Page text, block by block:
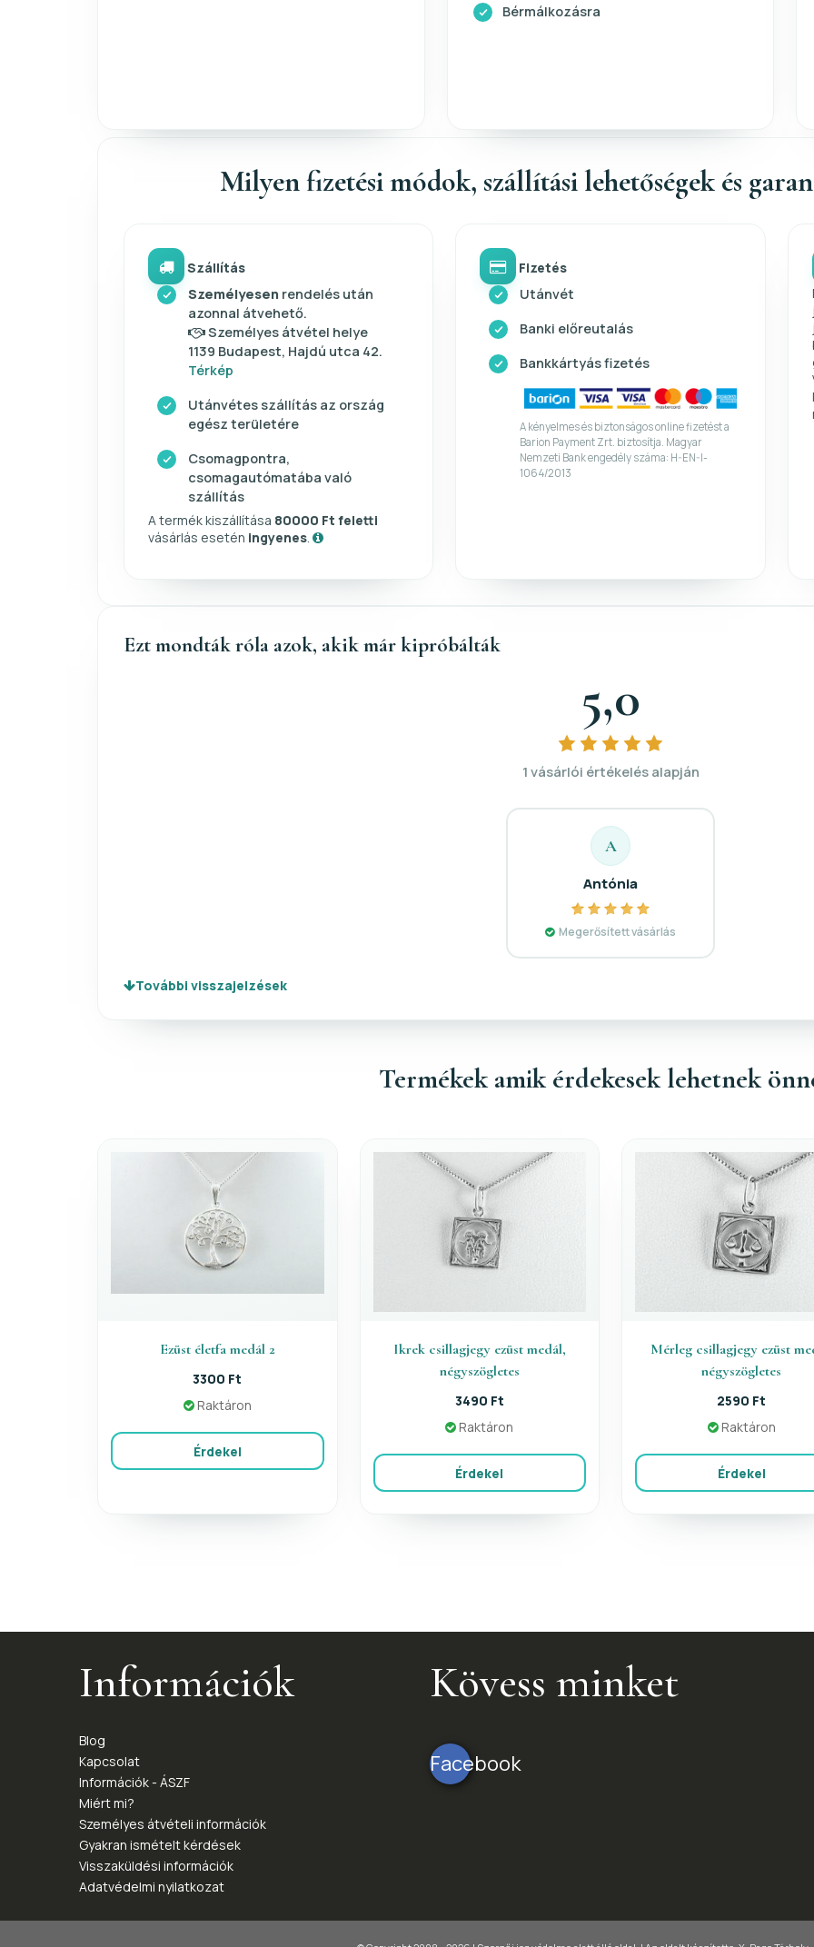
Bérmálkozásra
Milyen fizetési módok, szállítási lehetőségek és
Szállítás
Személyesen rendelés után
azonnal átvehető.
Személyes átvétel helye
1139 Budapest, Hajdú utca 42.
Térkép
Utánvétes szállítás az ország
egész területére
Csomagpontra,
csomagautómatába való
szállítás
A termék kiszállítása 80000 Ft feletti
vásárlás esetén ingyenes.
Fizetés
Utánvét
Banki előreutalás
Bankkártyás fizetés
A kényelmes és biztonságos online fizetést a
Barion Payment Zrt. biztosítja. Magyar
Nemzeti Bank engedély száma: H-EN-I-
1064/2013
Ezt mondták róla azok, akik már kipróbálták
5,0
1 vásárlói értékelés alapján
A
Antónia
Megerősített vásárlás
További visszajelzések
Termékek amik érdekesek lehetnek
Ezüst életfa medál 2
3300 Ft
Raktáron
Érdekel
Ikrek csillagjegy ezüst medál,
négyszögletes
3490 Ft
Raktáron
Érdekel
Mérleg csillagjegy ezüst
négyszögletes
2590 Ft
Raktáron
Érdekel
Információk
Blog
Kapcsolat
Információk - ÁSZF
Miért mi?
Személyes átvételi információk
Gyakran ismételt kérdések
Visszaküldési információk
Adatvédelmi nyilatkozat
Kövess minket
Facebook